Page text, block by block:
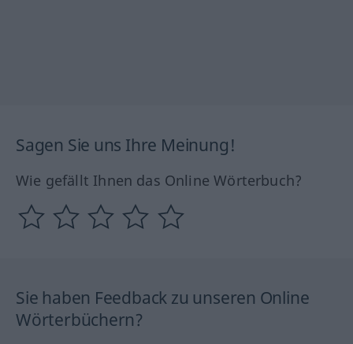
Sagen Sie uns Ihre Meinung!
Wie gefällt Ihnen das Online Wörterbuch?
Sie haben Feedback zu unseren Online
Wörterbüchern?